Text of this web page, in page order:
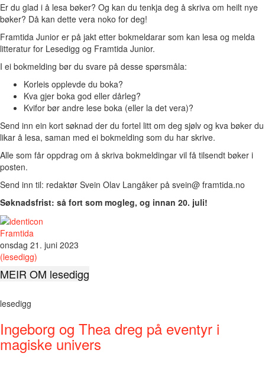
Er du glad i å lesa bøker? Og kan du tenkja deg å skriva om heilt nye
bøker? Då kan dette vera noko for deg!
Framtida Junior er på jakt etter bokmeldarar som kan lesa og melda
litteratur for Lesedigg og Framtida Junior.
I ei bokmelding bør du svare på desse spørsmåla:
Korleis opplevde du boka?
Kva gjer boka god eller dårleg?
Kvifor bør andre lese boka (eller la det vera)?
Send inn ein kort søknad der du fortel litt om deg sjølv og kva bøker du
likar å lesa, saman med ei bokmelding som du har skrive.
Alle som får oppdrag om å skriva bokmeldingar vil få tilsendt bøker i
posten.
Send inn til: redaktør Svein Olav Langåker på svein@ framtida.no
Søknadsfrist: så fort som mogleg, og innan 20. juli!
Framtida
onsdag 21. juni 2023
(lesedigg)
MEIR OM lesedigg
lesedigg
Ingeborg og Thea dreg på eventyr i
magiske univers